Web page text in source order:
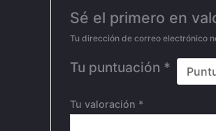
Sé el primero en
Tu dirección de correo electrónico
Tu puntuación *
Tu valoración *